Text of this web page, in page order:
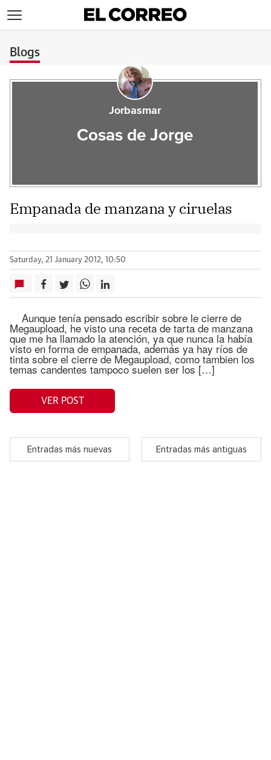
Blogs
Jorbasmar
Cosas de Jorge
Empanada de manzana y ciruelas
Saturday, 21 January 2012, 10:50
Aunque tenía pensado escribir sobre le cierre de
Megaupload, he visto una receta de tarta de manzana
que me ha llamado la atención, ya que nunca la había
visto en forma de empanada, además ya hay ríos de
tinta sobre el cierre de Megaupload, como tambien los
temas candentes tampoco suelen ser los […]
VER POST
Entradas más nuevas Entradas más antiguas